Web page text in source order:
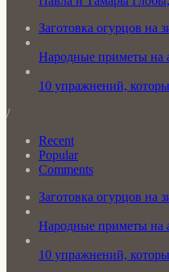
Заготовка огурцов на
Народные приметы на
10 упражнений,
/
Recent
Popular
Comments
Заготовка огурцов на
Народные приметы на
10 упражнений,